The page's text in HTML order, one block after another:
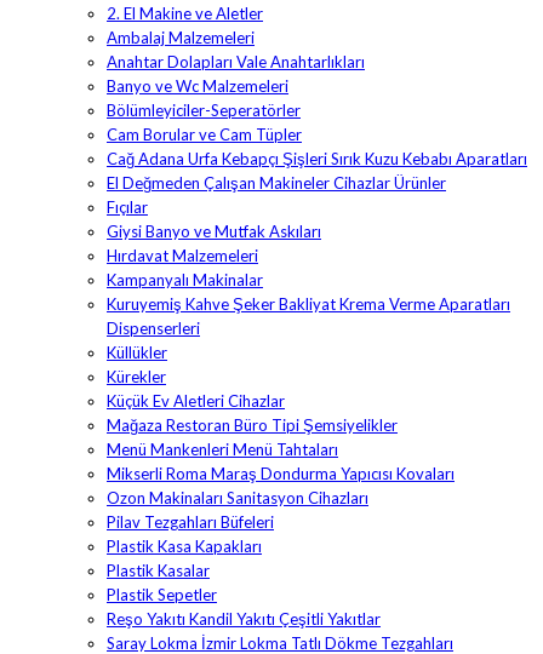
2. El Makine ve Aletler
Ambalaj Malzemeleri
Anahtar Dolapları Vale Anahtarlıkları
Banyo ve Wc Malzemeleri
Bölümleyiciler-Seperatörler
Cam Borular ve Cam Tüpler
Cağ Adana Urfa Kebapçı Şişleri Sırık Kuzu Kebabı Aparatları
El Değmeden Çalışan Makineler Cihazlar Ürünler
Fıçılar
Giysi Banyo ve Mutfak Askıları
Hırdavat Malzemeleri
Kampanyalı Makinalar
Kuruyemiş Kahve Şeker Bakliyat Krema Verme Aparatları
Dispenserleri
Küllükler
Kürekler
Küçük Ev Aletleri Cihazlar
Mağaza Restoran Büro Tipi Şemsiyelikler
Menü Mankenleri Menü Tahtaları
Mikserli Roma Maraş Dondurma Yapıcısı Kovaları
Ozon Makinaları Sanitasyon Cihazları
Pilav Tezgahları Büfeleri
Plastik Kasa Kapakları
Plastik Kasalar
Plastik Sepetler
Reşo Yakıtı Kandil Yakıtı Çeşitli Yakıtlar
Saray Lokma İzmir Lokma Tatlı Dökme Tezgahları